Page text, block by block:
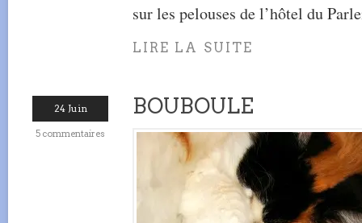
sur les pelouses de l’hôtel du
LIRE LA SUITE
24 Juin
5 commentaires
BOUBOULE